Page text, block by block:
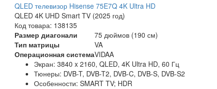
QLED телевизор Hisense 75E7Q 4K Ultra HD
QLED 4K UHD Smart TV (2025 год)
Код товара: 138135
Размер диагонали
75 дюймов (190 см)
Тип матрицы
VA
Операционная системаVIDAA
Экран: 3840 x 2160, QLED, 4K Ultra HD, 60 Гц
Тюнеры: DVB-T, DVB-T2, DVB-C, DVB-S, DVB-S2
Особенности: SMART TV; HDR